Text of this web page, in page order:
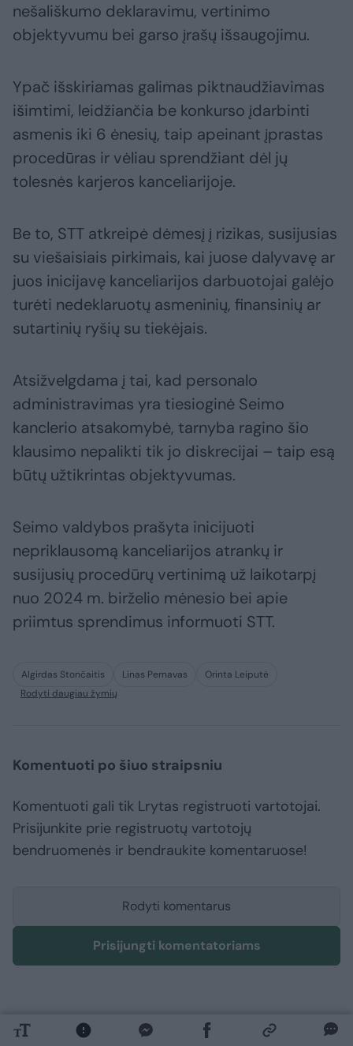
nešališkumo deklaravimu, vertinimo
objektyvumu bei garso įrašų išsaugojimu.
Ypač išskiriamas galimas piktnaudžiavimas
išimtimi, leidžiančia be konkurso įdarbinti
asmenis iki 6 ėnesių, taip apeinant įprastas
procedūras ir vėliau sprendžiant dėl jų
tolesnės karjeros kanceliarijoje.
Be to, STT atkreipė dėmesį į rizikas, susijusias
su viešaisiais pirkimais, kai juose dalyvavę ar
juos inicijavę kanceliarijos darbuotojai galėjo
turėti nedeklaruotų asmeninių, finansinių ar
sutartinių ryšių su tiekėjais.
Atsižvelgdama į tai, kad personalo
administravimas yra tiesioginė Seimo
kanclerio atsakomybė, tarnyba ragino šio
klausimo nepalikti tik jo diskrecijai – taip esą
būtų užtikrintas objektyvumas.
Seimo valdybos prašyta inicijuoti
nepriklausomą kanceliarijos atrankų ir
susijusių procedūrų vertinimą už laikotarpį
nuo 2024 m. birželio mėnesio bei apie
priimtus sprendimus informuoti STT.
Algirdas Stončaitis Linas Pernavas
Orinta Leiputė
Rodyti daugiau žymių
Komentuoti po šiuo straipsniu
Komentuoti gali tik Lrytas registruoti vartotojai.
Prisijunkite prie registruotų vartotojų
bendruomenės ir bendraukite komentaruose!
Rodyti komentarus
Prisijungti komentatoriams